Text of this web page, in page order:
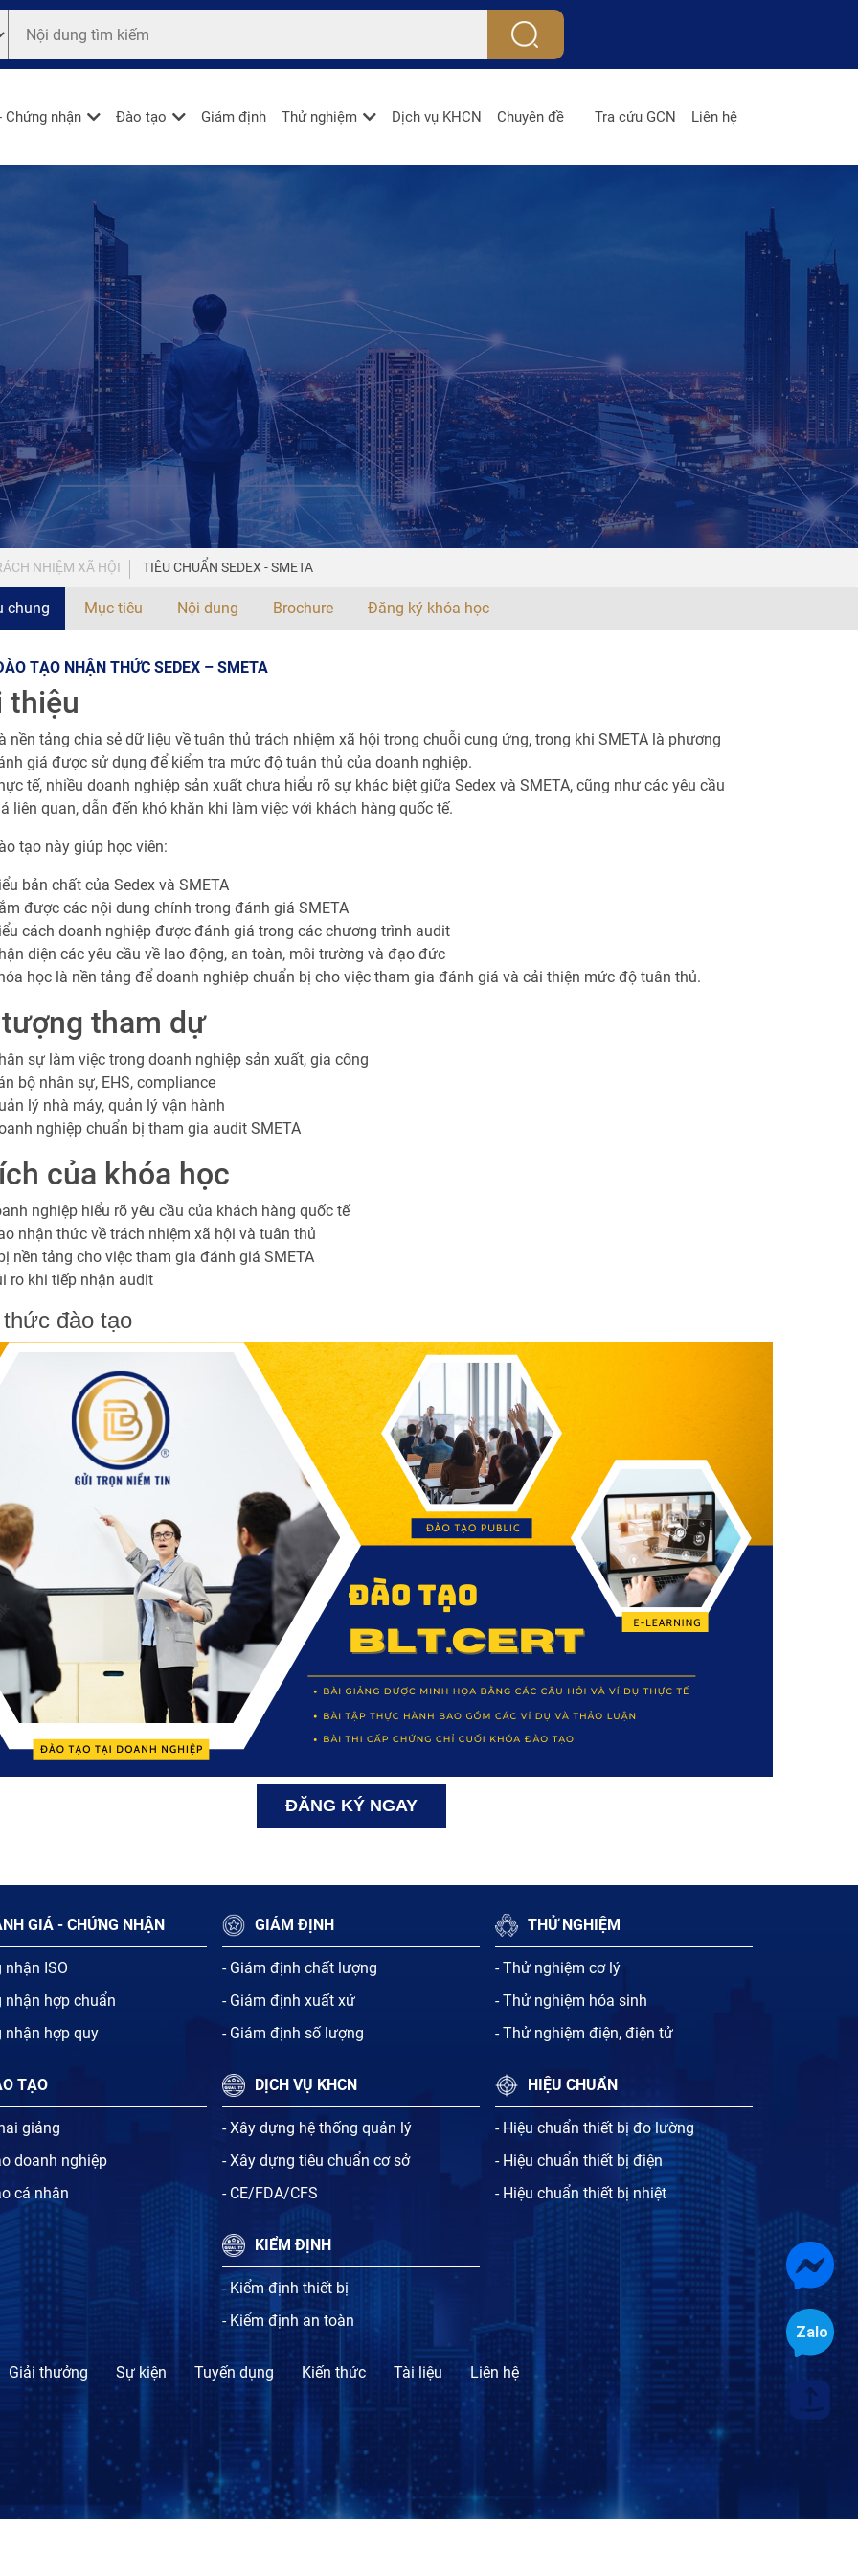
Chứng nhận Đào tạo Giám định Thử nghiệm Dịch vụ KHCN Chuyên đề Tra cứu GCN Liên hệ
NHIỆM XÃ HỘI TIÊU CHUẨN SEDEX - SMETA
chung Mục tiêu Nội dung Brochure Đăng ký khóa học
TẠO NHẬN THỨC SEDEX – SMETA
thiệu
nền tảng chia sẻ dữ liệu về tuân thủ trách nhiệm xã hội trong chuỗi cung ứng, trong khi SMETA là phương
giá được sử dụng để kiểm tra mức độ tuân thủ của doanh nghiệp.
tế, nhiều doanh nghiệp sản xuất chưa hiểu rõ sự khác biệt giữa Sedex và SMETA, cũng như các yêu cầu
liên quan, dẫn đến khó khăn khi làm việc với khách hàng quốc tế.
tạo này giúp học viên:
bản chất của Sedex và SMETA
được các nội dung chính trong đánh giá SMETA
cách doanh nghiệp được đánh giá trong các chương trình audit
diện các yêu cầu về lao động, an toàn, môi trường và đạo đức
học là nền tảng để doanh nghiệp chuẩn bị cho việc tham gia đánh giá và cải thiện mức độ tuân thủ.
tham dự
sự làm việc trong doanh nghiệp sản xuất, gia công
bộ nhân sự, EHS, compliance
lý nhà máy, quản lý vận hành
nghiệp chuẩn bị tham gia audit SMETA
của khóa học
nghiệp hiểu rõ yêu cầu của khách hàng quốc tế
nhận thức về trách nhiệm xã hội và tuân thủ
nền tảng cho việc tham gia đánh giá SMETA
ro khi tiếp nhận audit
đào tạo
ĐĂNG KÝ NGAY
GIÁ - CHỨNG NHẬN
nhận ISO
nhận hợp chuẩn
nhận hợp quy
TẠO
giảng
doanh nghiệp
cá nhân
GIÁM ĐỊNH
- Giám định chất lượng
- Giám định xuất xứ
- Giám định số lượng
DỊCH VỤ KHCN
- Xây dựng hệ thống quản lý
- Xây dựng tiêu chuẩn cơ sở
- CE/FDA/CFS
KIỂM ĐỊNH
- Kiểm định thiết bị
- Kiểm định an toàn
THỬ NGHIỆM
- Thử nghiệm cơ lý
- Thử nghiệm hóa sinh
- Thử nghiệm điện, điện tử
HIỆU CHUẨN
- Hiệu chuẩn thiết bị đo lường
- Hiệu chuẩn thiết bị điện
- Hiệu chuẩn thiết bị nhiệt
Giải thưởng Sự kiện Tuyến dụng Kiến thức Tài liệu Liên hệ